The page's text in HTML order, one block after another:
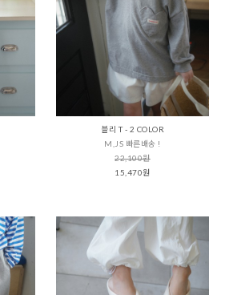
블리 T - 2 COLOR
M,JS 빠른배송 !
22,100원
15,470원